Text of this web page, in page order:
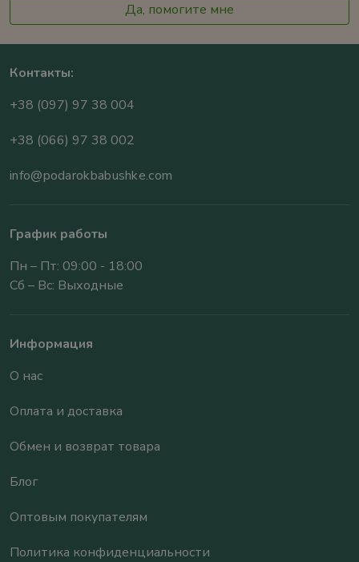
Да, помогите мне
Контакты:
+38 (097) 97 38 004
+38 (066) 97 38 002
info@podarokbabushke.com
График работы
Пн – Пт: 09:00 - 18:00
Сб – Вс: Выходные
Информация
О нас
Оплата и доставка
Обмен и возврат товара
Блог
Оптовым покупателям
Политика конфиденциальности